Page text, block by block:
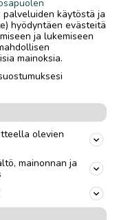
taitaa olla
oli
mukaan
Marko
siihen, että
hirveästi
siinä
eivät
taloista on
kun
Ivaloa, niin
olisi ollut siinä
käytöstä ja
hyödyntäen evästeitä
ja lukemiseen
mainoksia.
olevien
mainonnan ja